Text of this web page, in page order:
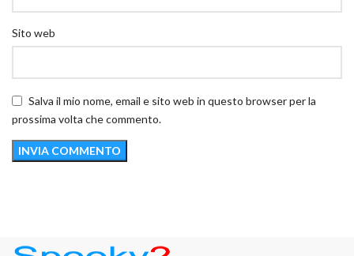
Sito web
Salva il mio nome, email e sito web in questo browser per la
prossima volta che commento.